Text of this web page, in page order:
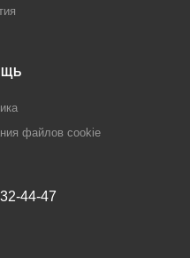
файлов cookie
44-47